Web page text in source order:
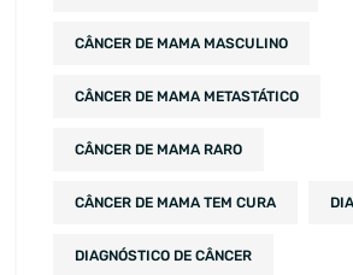
CÂNCER DE MAMA MASCULINO
CÂNCER DE MAMA METASTÁTICO
CÂNCER DE MAMA RARO
CÂNCER DE MAMA TEM CURA
DIAGNÓSTICO DE CÂNCER